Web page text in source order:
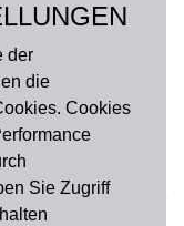
der
die
Cookies
Sie Zugriff